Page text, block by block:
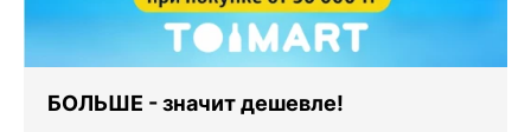
БОЛЬШЕ - значит дешевле!